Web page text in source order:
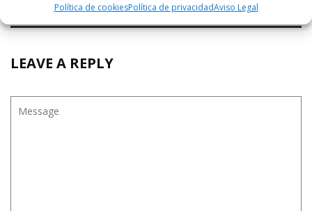
Política de cookiesPolítica de privacidadAviso Legal
LEAVE A REPLY